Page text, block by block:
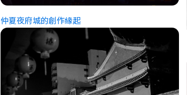
仲夏夜府城的創作緣起